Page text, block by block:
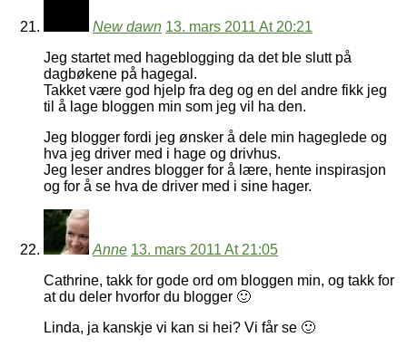
New dawn 13. mars 2011 At 20:21
Jeg startet med hageblogging da det ble slutt på
dagbøkene på hagegal.
Takket være god hjelp fra deg og en del andre fikk jeg
til å lage bloggen min som jeg vil ha den.
Jeg blogger fordi jeg ønsker å dele min hageglede og
hva jeg driver med i hage og drivhus.
Jeg leser andres blogger for å lære, hente inspirasjon
og for å se hva de driver med i sine hager.
Anne 13. mars 2011 At 21:05
Cathrine, takk for gode ord om bloggen min, og takk for
at du deler hvorfor du blogger 🙂
Linda, ja kanskje vi kan si hei? Vi får se 🙂